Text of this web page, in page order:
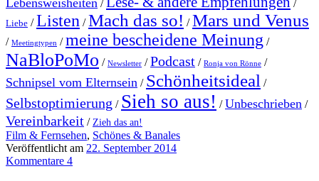
Lebensweisheiten / /
Liebe /Listen /Mach das so! /Mars und Venus
/ Meetingtypen /meine bescheidene Meinung /
NaBloPoMo / Newsletter /Podcast / Ronja von Rönne /
Schnipsel vom Elternsein / Schönheitsideal /
Selbstoptimierung / Sieh so aus! /Unbeschrieben /
Vereinbarkeit / Zieh das an!
Film & Fernsehen, Schönes & Banales
Veröffentlicht am 22. September 2014
Kommentare 4